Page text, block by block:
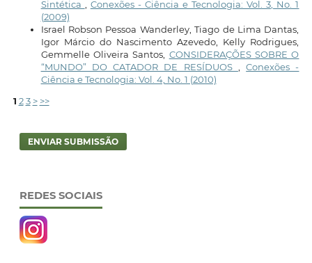
Sintética
Conexões - Ciência e Tecnologia: Vol. 3, No. 1
(2009)
Israel Robson Pessoa Wanderley, Tiago de Lima Dantas,
Igor Márcio do Nascimento Azevedo, Kelly Rodrigues,
Gemmelle Oliveira Santos, CONSIDERAÇÕES SOBRE O
“MUNDO” DO CATADOR DE RESÍDUOS
,Conexões -
Ciência e Tecnologia: Vol. 4, No. 1 (2010)
1 2 3 > >>
ENVIAR SUBMISSÃO
REDES SOCIAIS